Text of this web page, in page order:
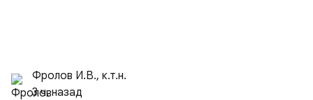
Фролов И.В., к.т.н.
3 ч. назад